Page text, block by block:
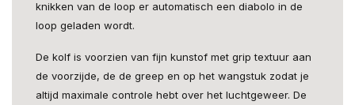
knikken van de loop er automatisch een diabolo in de
loop geladen wordt.
De kolf is voorzien van fijn kunstof met grip textuur aan
de voorzijde, de de greep en op het wangstuk zodat je
altijd maximale controle hebt over het luchtgeweer. De